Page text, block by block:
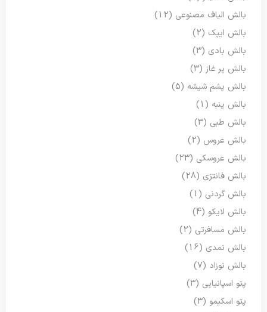
بالش الیاف مصنوعی (12)
بالش ایپک (2)
بالش بادی (3)
بالش پر غاز (3)
بالش پشم شیشه (5)
بالش پنبه (1)
بالش طبی (3)
بالش عروس (2)
بالش عروسکی (23)
بالش فانتزی (28)
بالش گردنی (1)
بالش لایکو (4)
بالش مسافرتی (2)
بالش نمدی (16)
بالش نوزاد (7)
پتو اسپانیایی (3)
پتو اسکیمو (3)